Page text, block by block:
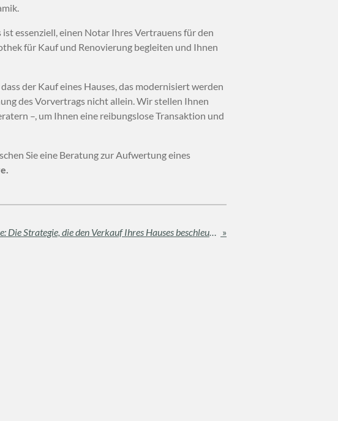
essenziell, einen Notar Ihres Vertrauens für den
für Kauf und Renovierung begleiten und Ihnen
der Kauf eines Hauses, das modernisiert werden
des Vorvertrags nicht allein. Wir stellen Ihnen
–, um Ihnen eine reibungslose Transaktion und
Sie eine Beratung zur Aufwertung eines
Open House: Die Strategie, die den Verkauf Ihres Hauses beschleunigt »